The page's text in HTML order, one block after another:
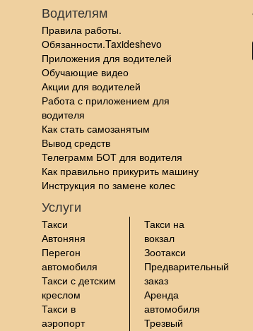
Водителям
Правила работы.
Обязанности.Taxideshevo
Приложения для водителей
Обучающие видео
Акции для водителей
Работа с приложением для
водителя
Как стать самозанятым
Вывод средств
Телеграмм БОТ для водителя
Как правильно прикурить машину
Инструкция по замене колес
Услуги
Такси
Автоняня
Перегон
автомобиля
Такси с детским
креслом
Такси в
аэропорт
Такси на
вокзал
Зоотакси
Предварительный
заказ
Аренда
автомобиля
Трезвый